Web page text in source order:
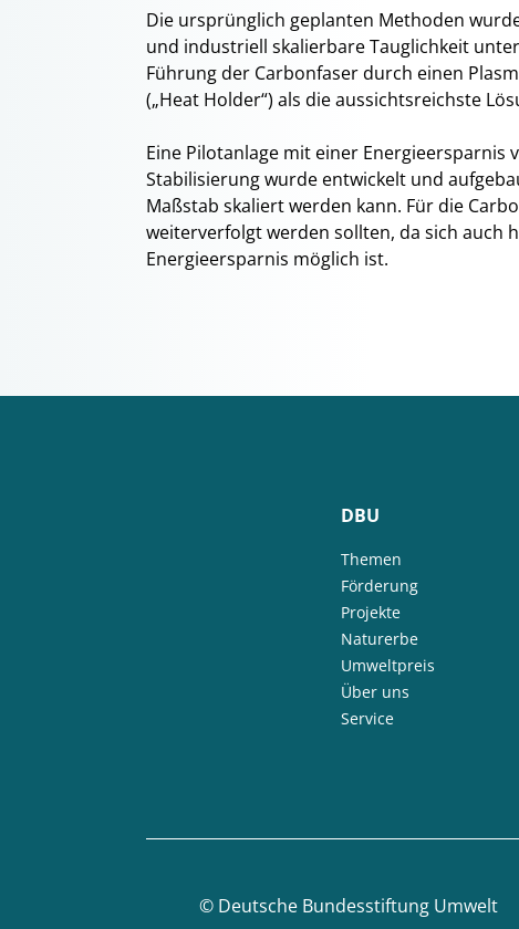
Die ursprünglich geplanten Methoden
und industriell skalierbare Tauglichkeit
Führung der Carbonfaser durch einen
(„Heat Holder“) als die aussichtsreichste
Eine Pilotanlage mit einer Energieersparnis
Stabilisierung wurde entwickelt und
Maßstab skaliert werden kann. Für die
weiterverfolgt werden sollten, da sich auch
Energieersparnis möglich ist.
DBU
Themen
Förderung
Projekte
Naturerbe
Umweltpreis
Über uns
Service
© Deutsche Bundesstiftung Umwelt